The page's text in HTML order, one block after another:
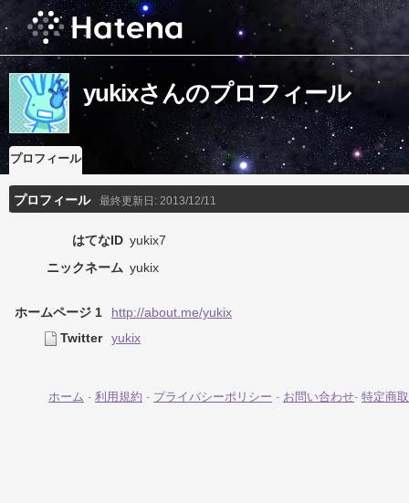
yukixさんのプロフィール
プロフィール
プロフィール 最終更新日: 2013/12/11
はてなID yukix7
ニックネーム yukix
ホームページ 1
http://about.me/yukix
Twitter
yukix
ホーム - 利用規約 - プライバシーポリシー - お問い合わせ- 特定商